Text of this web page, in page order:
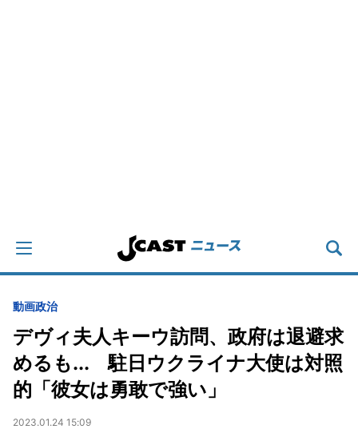
動画政治
デヴィ夫人キーウ訪問、政府は退避求
めるも... 駐日ウクライナ大使は対照
的「彼女は勇敢で強い」
2023.01.24 15:09